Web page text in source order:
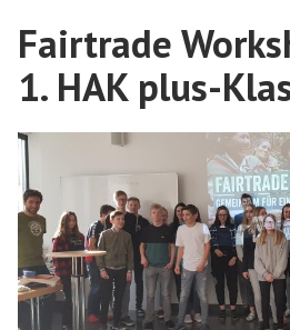
Fairtrade-
song
Fairtrade
1. HAK plus-